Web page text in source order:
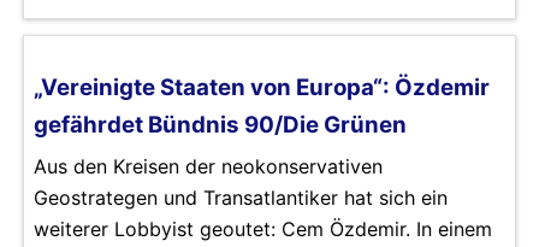
„Vereinigte Staaten von Europa“: Özdemir
gefährdet Bündnis 90/Die Grünen
Aus den Kreisen der neokonservativen
Geostrategen und Transatlantiker hat sich ein
weiterer Lobbyist geoutet: Cem Özdemir. In einem